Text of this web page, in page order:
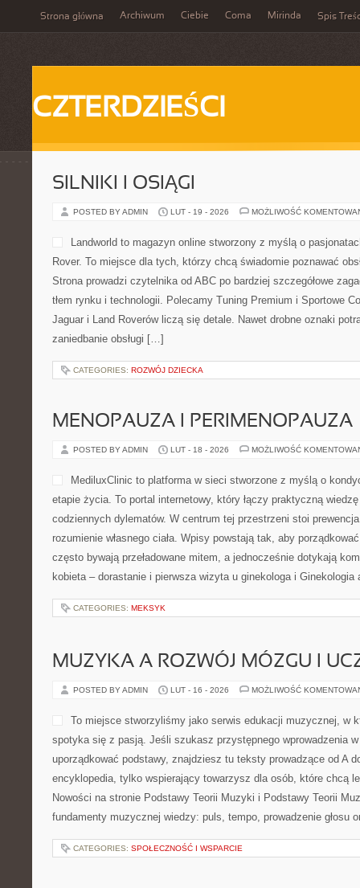
Strona główna Archiwum Ciebie Coma Mirinda Spis
CZTERDZIEŚCI
SILNIKI I OSIĄGI
POSTED BY ADMIN LUT - 19 - 2026 MOŻLIWOŚĆ
Landworld to magazyn online stworzony z myślą o
Rover. To miejsce dla tych, którzy chcą świadomie poznawać
Strona prowadzi czytelnika od ABC po bardziej szczegółowe
tłem rynku i technologii. Polecamy Tuning Premium i Sportowe
Jaguar i Land Roverów liczą się detale. Nawet drobne oznaki
zaniedbanie obsługi […]
CATEGORIES: ROZWÓJ DZIECKA
MENOPAUZA I PERIMENOPAUZA
POSTED BY ADMIN LUT - 18 - 2026 MOŻLIWOŚĆ
MediluxClinic to platforma w sieci stworzone z myślą o
etapie życia. To portal internetowy, który łączy praktyczną
codziennych dylematów. W centrum tej przestrzeni stoi
rozumienie własnego ciała. Wpisy powstają tak, aby
często bywają przeładowane mitem, a jednocześnie dotykają
kobieta – dorastanie i pierwsza wizyta u ginekologa i
CATEGORIES: MEKSYK
MUZYKA A ROZWÓJ MÓZGU I
POSTED BY ADMIN LUT - 16 - 2026 MOŻLIWOŚĆ
To miejsce stworzyliśmy jako serwis edukacji muzycznej, w
spotyka się z pasją. Jeśli szukasz przystępnego wprowadzenia
uporządkować podstawy, znajdziesz tu teksty prowadzące od A
encyklopedia, tylko wspierający towarzysz dla osób, które chcą
Nowości na stronie Podstawy Teorii Muzyki i Podstawy Teorii
fundamenty muzycznej wiedzy: puls, tempo, prowadzenie głosu
CATEGORIES: SPOŁECZNOŚĆ I WSPARCIE